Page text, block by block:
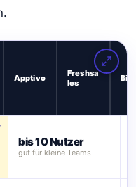
Apptivo
Freshsa
les
bis 10 Nutzer
gut für kleine Teams